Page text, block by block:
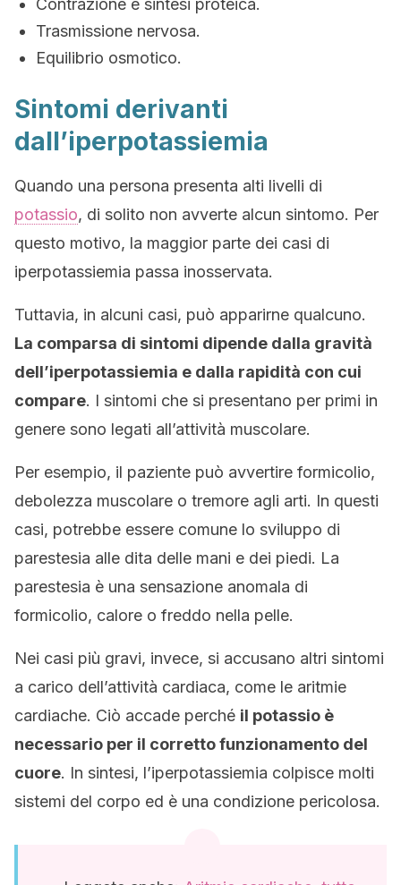
Contrazione e sintesi proteica.
Trasmissione nervosa.
Equilibrio osmotico.
Sintomi derivanti
dall’iperpotassiemia
Quando una persona presenta alti livelli di
potassio, di solito non avverte alcun sintomo. Per
questo motivo, la maggior parte dei casi di
iperpotassiemia passa inosservata.
Tuttavia, in alcuni casi, può apparirne qualcuno.
La comparsa di sintomi dipende dalla gravità
dell’iperpotassiemia e dalla rapidità con cui
compare. I sintomi che si presentano per primi in
genere sono legati all’attività muscolare.
Per esempio, il paziente può avvertire formicolio,
debolezza muscolare o tremore agli arti. In questi
casi, potrebbe essere comune lo sviluppo di
parestesia alle dita delle mani e dei piedi. La
parestesia è una sensazione anomala di
formicolio, calore o freddo nella pelle.
Nei casi più gravi, invece, si accusano altri sintomi
a carico dell’attività cardiaca, come le aritmie
cardiache. Ciò accade perché il potassio è
necessario per il corretto funzionamento del
cuore. In sintesi, l’iperpotassiemia colpisce molti
sistemi del corpo ed è una condizione pericolosa.